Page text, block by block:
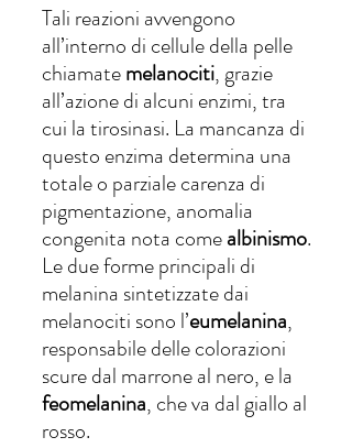
Tali reazioni avvengono
all’interno di cellule della pelle
chiamate melanociti, grazie
all’azione di alcuni enzimi, tra
cui la tirosinasi. La mancanza di
questo enzima determina una
totale o parziale carenza di
pigmentazione, anomalia
congenita nota come albinismo.
Le due forme principali di
melanina sintetizzate dai
melanociti sono l’eumelanina,
responsabile delle colorazioni
scure dal marrone al nero, e la
feomelanina, che va dal giallo al
rosso.